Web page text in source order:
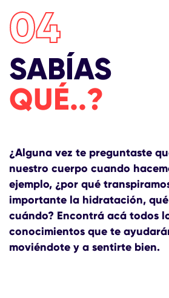
04
SABÍAS
QUÉ..?
¿Alguna vez te preguntaste
nuestro cuerpo cuando
ejemplo, ¿por qué
importante la hidratación,
cuándo? Encontrá acá todos
conocimientos que te
moviéndote y a sentirte bien.